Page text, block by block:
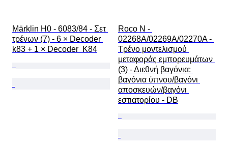
Märklin H0 - 6083/84 - Σετ
τρένων (7) - 6 × Decoder
k83 + 1 × Decoder  K84
Roco N -
02268A/02269A/02270A -
Τρένο μοντελισμού
μεταφοράς εμπορευμάτων
(3) - Διεθνή βαγόνια:
βαγόνια ύπνου/βαγόνι
αποσκευών/βαγόνι
εστιατορίου - DB